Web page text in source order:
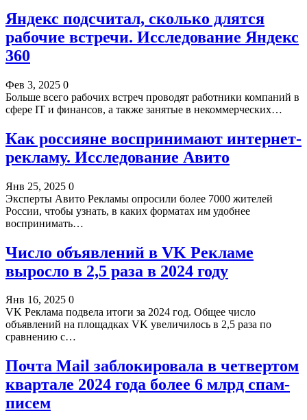
Яндекс подсчитал, сколько длятся
рабочие встречи. Исследование Яндекс
360
Фев 3, 2025 0
Больше всего рабочих встреч проводят работники компаний в
сфере IT и финансов, а также занятые в некоммерческих…
Как россияне воспринимают интернет-
рекламу. Исследование Авито
Янв 25, 2025 0
Эксперты Авито Рекламы опросили более 7000 жителей
России, чтобы узнать, в каких форматах им удобнее
воспринимать…
Число объявлений в VK Рекламе
выросло в 2,5 раза в 2024 году
Янв 16, 2025 0
VK Реклама подвела итоги за 2024 год. Общее число
объявлений на площадках VK увеличилось в 2,5 раза по
сравнению с…
Почта Mail заблокировала в четвертом
квартале 2024 года более 6 млрд спам-
писем